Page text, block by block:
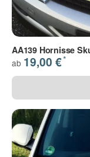
AA139 Hornisse
ab 19,00 €*